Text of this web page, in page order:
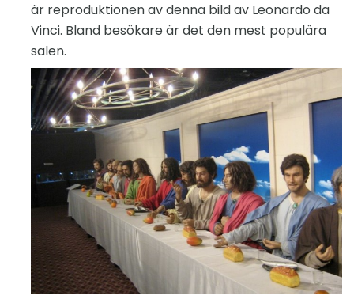
är reproduktionen av denna bild av Leonardo da
Vinci. Bland besökare är det den mest populära
salen.